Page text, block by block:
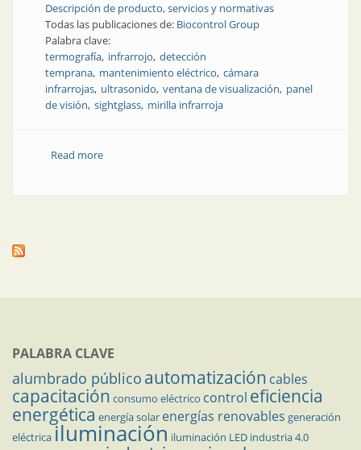
Descripción de producto, servicios y normativas
Todas las publicaciones de: Biocontrol Group
Palabra clave:
termografía infrarrojo detección
temprana mantenimiento eléctrico cámara
infrarrojas ultrasonido ventana de visualización panel
de visión sightglass mirilla infrarroja
Read moreabout Ventanas infrarrojas para inspecciones
PALABRA CLAVE
alumbrado público automatización cables
capacitación consumo eléctrico control eficiencia
energética energía solar energías renovables generación
eléctricailuminación iluminación LED industria 4.0